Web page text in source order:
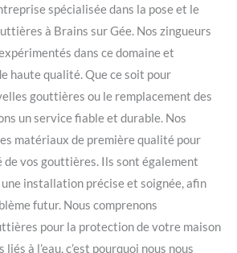
spécialisée dans la pose et le
à Brains sur Gée. Nos zingueurs
dans ce domaine et
haute qualité. Que ce soit pour
gouttières ou le remplacement des
un service fiable et durable. Nos
matériaux de première qualité pour
vos gouttières. Ils sont également
installation précise et soignée, afin
futur. Nous comprenons
pour la protection de votre maison
à l’eau, c’est pourquoi nous nous